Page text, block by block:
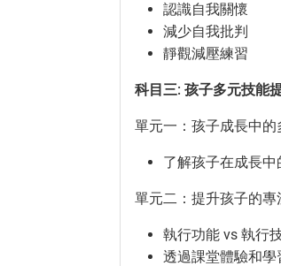
認識自我關懷
減少自我批判
靜觀減壓練習
科目三: 孩子多元技能
單元一：孩子成長中
了解孩子在成長
單元二：提升孩子的專
執行功能 vs 執行
透過課堂體驗和